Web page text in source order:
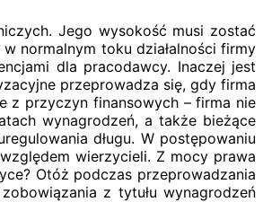
Jego wysokość musi zostać
normalnym toku działalności firmy
dla pracodawcy. Inaczej jest
przeprowadza się, gdy firma
z przyczyn finansowych – firma nie
wynagrodzeń, a także bieżące
długu. W postępowaniu
wierzycieli. Z mocy prawa
Otóż podczas przeprowadzania
z tytułu wynagrodzeń